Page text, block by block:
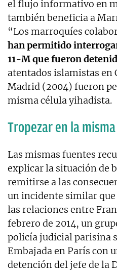
el flujo informativo en
también beneficia a
“Los marroquíes
han permitido
11-M que fueron
atentados islamistas en
Madrid (2004) fueron
misma célula yihadista.
Tropezar en la
Las mismas fuentes
explicar la situación de
remitirse a las
un incidente similar
las relaciones entre
febrero de 2014, un
policía judicial parisina
Embajada en París con
detención del jefe de la